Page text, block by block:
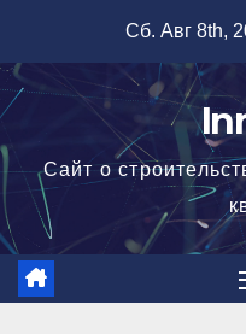
содержимому
Сб. Авг 8th,
Сайт о